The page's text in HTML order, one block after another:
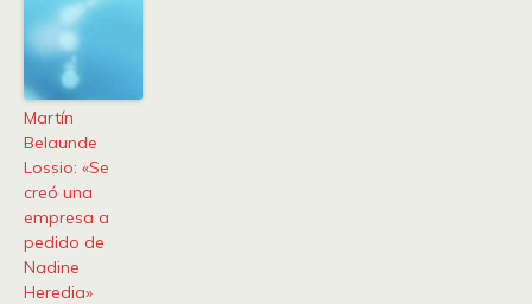
Martín
Belaunde
Lossio: «Se
creó una
empresa a
pedido de
Nadine
Heredia»